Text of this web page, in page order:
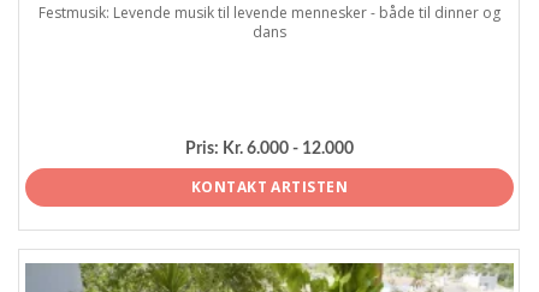
Festmusik: Levende musik til levende mennesker - både til dinner og
dans
Pris: Kr. 6.000 - 12.000
KONTAKT ARTISTEN